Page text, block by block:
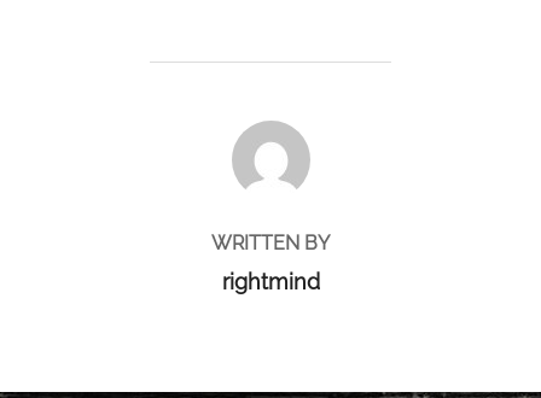
POST AUTHOR
WRITTEN BY
rightmind